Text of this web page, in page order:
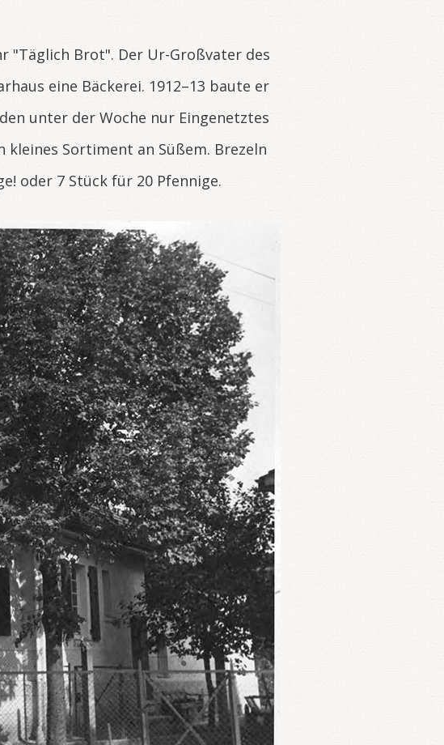
"Täglich Brot". Der Ur-Großvater des
eine Bäckerei. 1912–13 baute er
unter der Woche nur Eingenetztes
kleines Sortiment an Süßem. Brezeln
oder 7 Stück für 20 Pfennige.